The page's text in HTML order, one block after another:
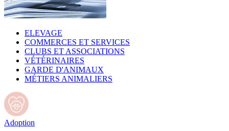
ELEVAGE
COMMERCES ET SERVICES
CLUBS ET ASSOCIATIONS
VÉTÉRINAIRES
GARDE D'ANIMAUX
MÉTIERS ANIMALIERS
Adoption